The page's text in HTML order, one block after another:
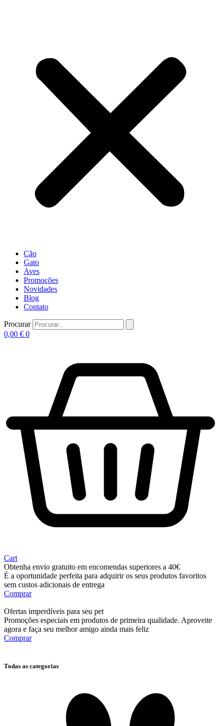
Cão
Gato
Aves
Promoções
Novidades
Blog
Contato
Procurar
0,00 € 0
Cart
Obtenha envio gratuito em encomendas superiores a 40€
É a oportunidade perfeita para adquirir os seus produtos favoritos
sem custos adicionais de entrega
Comprar
Ofertas imperdíveis para seu pet
Promoções especiais em produtos de primeira qualidade. Aproveite
agora e faça seu melhor amigo ainda mais feliz
Comprar
Todas as categorias